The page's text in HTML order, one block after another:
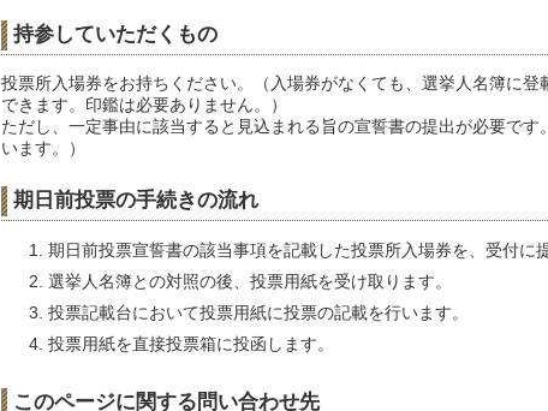
持参していただくもの
投票所入場券をお持ちください。（入場券がなくても、選挙人名簿に
できます。印鑑は必要ありません。）
ただし、一定事由に該当すると見込まれる旨の宣誓書の提出が必要で
います。）
期日前投票の手続きの流れ
期日前投票宣誓書の該当事項を記載した投票所入場券を、受付に
選挙人名簿との対照の後、投票用紙を受け取ります。
投票記載台において投票用紙に投票の記載を行います。
投票用紙を直接投票箱に投函します。
このページに関する問い合わせ先